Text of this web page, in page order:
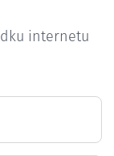
internetu